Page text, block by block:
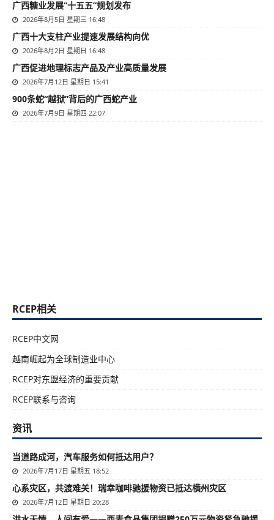
广西糖业发展“十五五”规划发布
2026年8月5日 星期三 16:48
广西十大支柱产业提速发展结构向优
2026年8月2日 星期日 16:48
广西促进地理标志产品及产业高质量发展
2026年7月12日 星期日 15:41
900条蛇“越狱”背后的广西蛇产业
2026年7月9日 星期四 22:07
RCEP相关
RCEP中文网
越南崛起为全球制造业中心
RCEP对东盟经济的重要贡献
RCEP联系与咨询
资讯
当道路成河，汽车服务如何抵达用户？
2026年7月17日 星期五 18:52
心系灾区，共渡难关！瑞幸咖啡驰援物资已抵达横州灾区
2026年7月12日 星期日 20:28